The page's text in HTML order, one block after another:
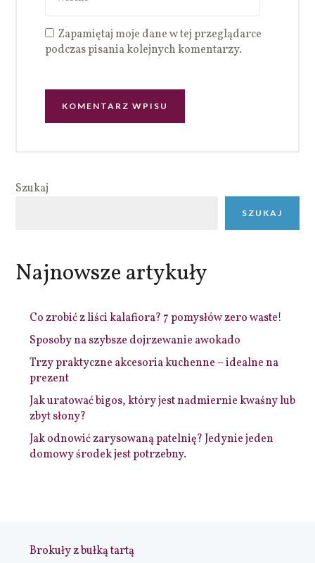
Zapamiętaj moje dane w tej przeglądarce
podczas pisania kolejnych komentarzy.
Szukaj
SZUKAJ
Najnowsze artykuły
Co zrobić z liści kalafiora? 7 pomysłów zero waste!
Sposoby na szybsze dojrzewanie awokado
Trzy praktyczne akcesoria kuchenne – idealne na
prezent
Jak uratować bigos, który jest nadmiernie kwaśny lub
zbyt słony?
Jak odnowić zarysowaną patelnię? Jedynie jeden
domowy środek jest potrzebny.
Brokuły z bułką tartą